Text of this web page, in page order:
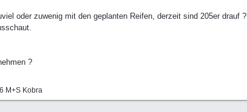
oder zuwenig mit den geplanten Reifen, derzeit sind 205er drauf ?
?
M+S Kobra